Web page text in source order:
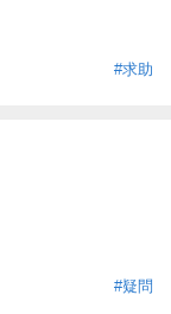
#求助
#疑問